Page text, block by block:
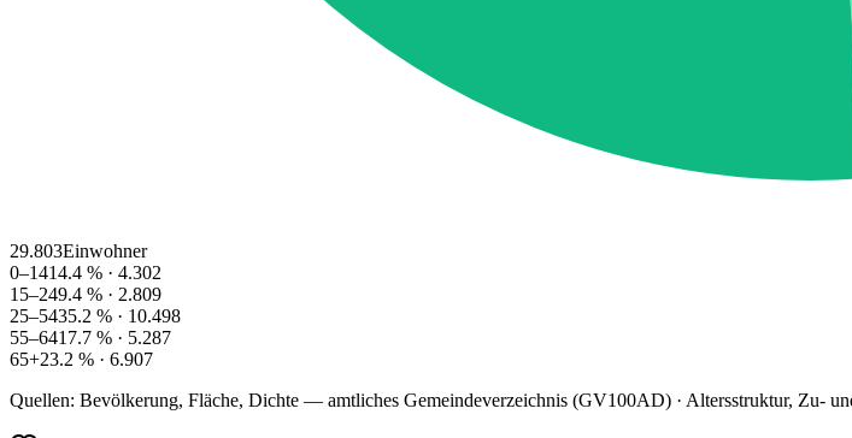
29.803Einwohner
0–1414.4 % · 4.302
15–249.4 % · 2.809
25–5435.2 % · 10.498
55–6417.7 % · 5.287
65+23.2 % · 6.907
Quellen: Bevölkerung, Fläche, Dichte — amtliches Gemeindeverzeichnis (GV100AD) · Altersstruktur, Zu-